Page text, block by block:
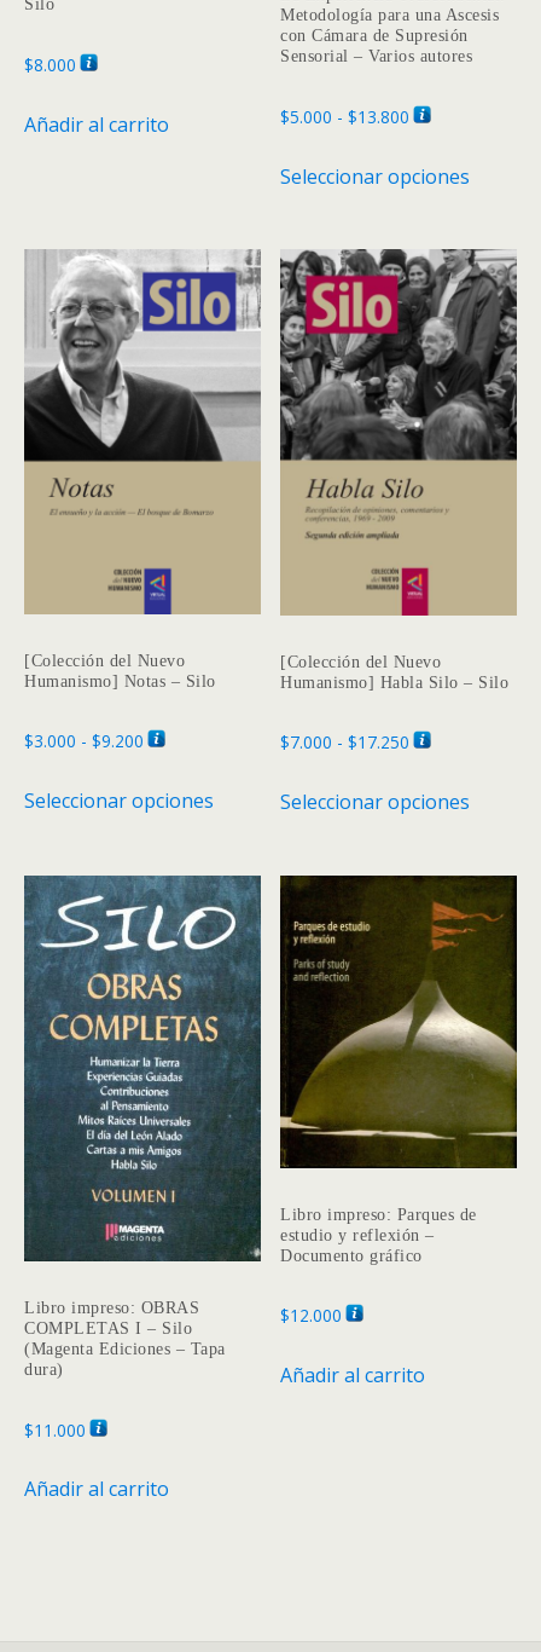
Silo
$8.000
Añadir al carrito
Metodología para una Ascesis
con Cámara de Supresión
Sensorial – Varios autores
$5.000 - $13.800 Rango
precios:
hasta
$13.800
Seleccionar opciones
Las
se
pueden
elegir
en
[Colección del Nuevo
Humanismo] Notas – Silo
$3.000 - $9.200 Rango
precios:
hasta
$9.200
Seleccionar opciones producto
múltiples
variantes.
Las
opciones
se
pueden
elegir
en
la
página
de
producto
[Colección del Nuevo
Humanismo] Habla Silo – Silo
$7.000 - $17.250 Rango
precios:
hasta
$17.250
Seleccionar opciones
Las
pueden
elegir
en
la
Libro impreso: OBRAS
COMPLETAS I – Silo
(Magenta Ediciones – Tapa
dura)
$11.000
Añadir al carrito
Libro impreso: Parques de
estudio y reflexión –
Documento gráfico
$12.000
Añadir al carrito